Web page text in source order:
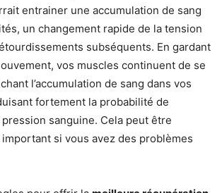
entrainer une accumulation de sang
un changement rapide de la tension
subséquents. En gardant
vos muscles continuent de se
l’accumulation de sang dans vos
fortement la probabilité de
sanguine. Cela peut être
si vous avez des problèmes